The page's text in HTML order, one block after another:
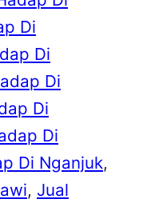
Di
Di
Di
Di
Di
Di Nganjuk
, Jual